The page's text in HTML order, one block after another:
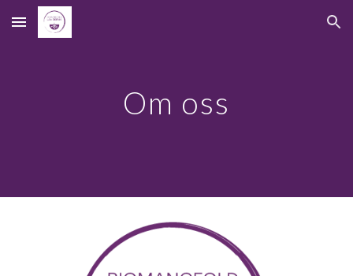
Skip to main content Skip to navigation
Om oss